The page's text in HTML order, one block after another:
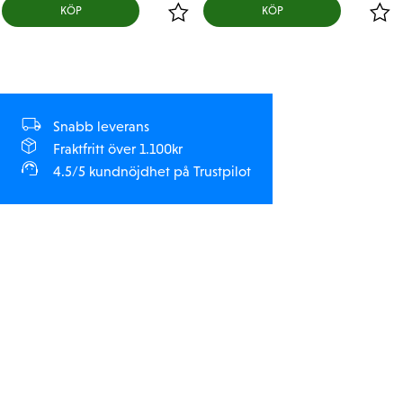
KÖP KÖP
Snabb leverans
Fraktfritt över 1.100kr
4.5/5 kundnöjdhet på Trustpilot